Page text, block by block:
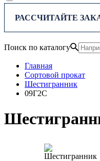
РАССЧИТАЙТЕ
Поиск по каталогу
Главная
Сортовой прокат
Шестигранник
09Г2С